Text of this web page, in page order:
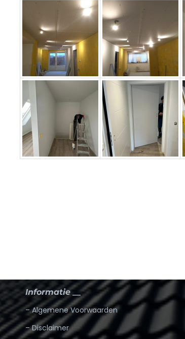
Informatie __
– Algemene Voorwaarden
– Disclaimer